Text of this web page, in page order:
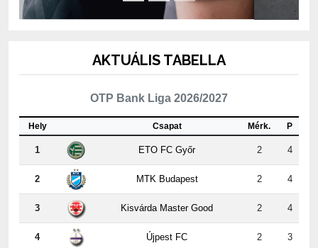
OTP Bank Liga 2026/2027
Csapat
1 ETO FC Győr 2 4
2 MTK Budapest 2 4
3 Kisvárda Master Good 2 4
4 Újpest FC 2 3
5 ZTE FC 2 3